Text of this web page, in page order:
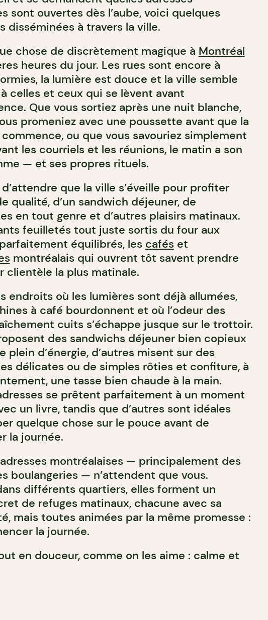
sont ouvertes dès l’aube, voici quelques
disséminées à travers la ville.
chose de discrètement magique à Montréal
heures du jour. Les rues sont encore à
la lumière est douce et la ville semble
celles et ceux qui se lèvent avant
Que vous sortiez après une nuit blanche,
promeniez avec une poussette avant que la
ou que vous savouriez simplement
les courriels et les réunions, le matin a son
— et ses propres rituels.
que la ville s’éveille pour profiter
qualité, d’un sandwich déjeuner, de
en tout genre et d’autres plaisirs matinaux.
feuilletés tout juste sortis du four aux
équilibrés, les caféset
montréalais qui ouvrent tôt savent prendre
clientèle la plus matinale.
endroits où les lumières sont déjà allumées,
à café bourdonnent et où l’odeur des
cuits s’échappe jusque sur le trottoir.
des sandwichs déjeuner bien copieux
plein d’énergie, d’autres misent sur des
délicates ou de simples rôties et confiture, à
une tasse bien chaude à la main.
se prêtent parfaitement à un moment
un livre, tandis que d’autres sont idéales
quelque chose sur le pouce avant de
la journée.
montréalaises — principalement des
boulangeries — n’attendent que vous.
différents quartiers, elles forment un
de refuges matinaux, chacune avec sa
mais toutes animées par la même promesse :
la journée.
en douceur, comme on les aime : calme et